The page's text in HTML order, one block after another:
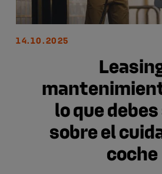
14.10.2025
lo que
sobre el
coche